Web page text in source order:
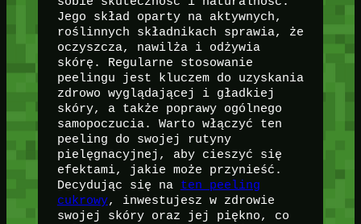
Jego skład oparty na aktywnych,
roślinnych składnikach sprawia, że
oczyszcza, nawilża i odżywia
skórę. Regularne stosowanie
peelingu jest kluczem do uzyskania
zdrowo wyglądającej i gładkiej
skóry, a także poprawy ogólnego
samopoczucia. Warto włączyć ten
peeling do swojej rutyny
pielęgnacyjnej, aby cieszyć się
efektami, jakie może przynieść.
Decydując się na ten peeling
cukrowy, inwestujesz w zdrowie
swojej skóry oraz jej piękno, co